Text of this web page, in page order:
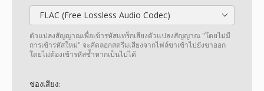
FLAC (Free Lossless Audio Codec)
ตัวแปลงสัญญาณเพื่อเข้ารหัสแทร็กเสียงตัวแปลงสัญญาณ "โดยไม่มี
การเข้ารหัสใหม่" จะคัดลอกสตรีมเสียงจากไฟล์ขาเข้าไปยังขาออก
โดยไม่ต้องเข้ารหัสซ้ำหากเป็นไปได้
ช่องเสียง: